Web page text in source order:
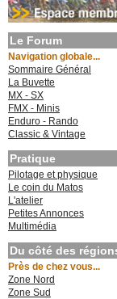
Le Forum
Navigation globale...
Sommaire Général
La Buvette
MX - SX
FMX - Minis
Enduro - Rando
Classic & Vintage
Pratique
Pilotage et physique
Le coin du Matos
L'atelier
Petites Annonces
Multimédia
Du côté des
Près de chez vous...
Zone Nord
Zone Sud